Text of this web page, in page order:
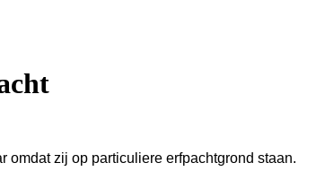
zij op particuliere erfpachtgrond staan.